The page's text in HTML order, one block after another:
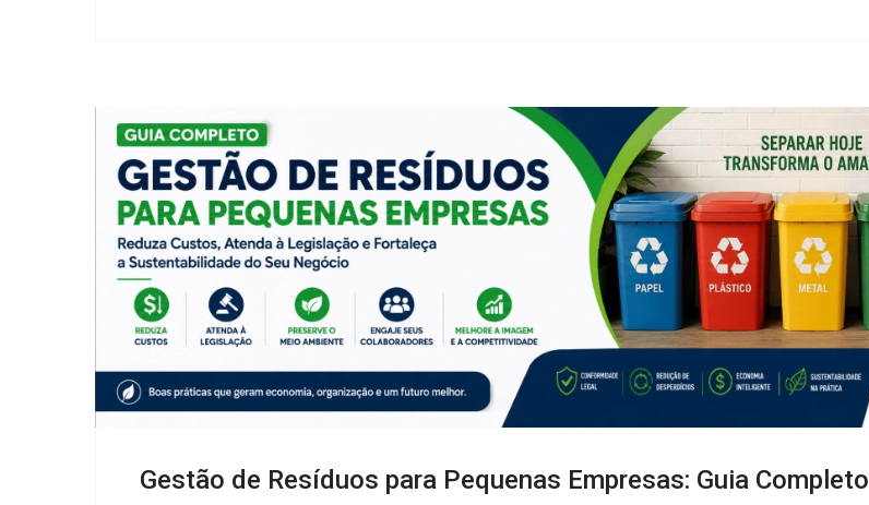
Gestão de Resíduos para Pequenas Empresas: Guia Completo